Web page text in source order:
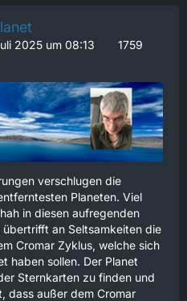
2025 um 08:13
1759
verschlugen die
Planeten. Viel
in diesen aufregenden
an Seltsamkeiten die
Cromar Zyklus, welche sich
haben sollen. Der Planet
Sternkarten zu finden und
dass außer dem Cromar